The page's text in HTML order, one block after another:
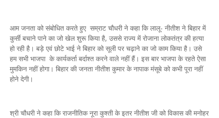
आम जनता को संबोधित करते हुए सम्राट चौधरी ने कहा कि लालू- नीतीश ने बिहार में
कुर्सी बचाने पाने का जो खेल शुरू किया है, उससे राज्य में रोजाना लोकतंत्र की हत्या
हो रही है। बड़े एवं छोटे भाई ने बिहार को सूली पर चढ़ाने का जो काम किया है। उसे
हम सभी भाजपा के कार्यकर्ता बर्दाश्त करने वाले नहीं हैं। इस बार भाजपा के रहते ऐसा
मुमकिन नहीं होगा। बिहार की जनता नीतीश कुमार के नापाक मंसूबे को कभी पूरा नहीं
होने देगी।
श्री चौधरी ने कहा कि राजनीतिक नूरा कुश्ती के इतर नीतीश जी को विकास की मनोहर